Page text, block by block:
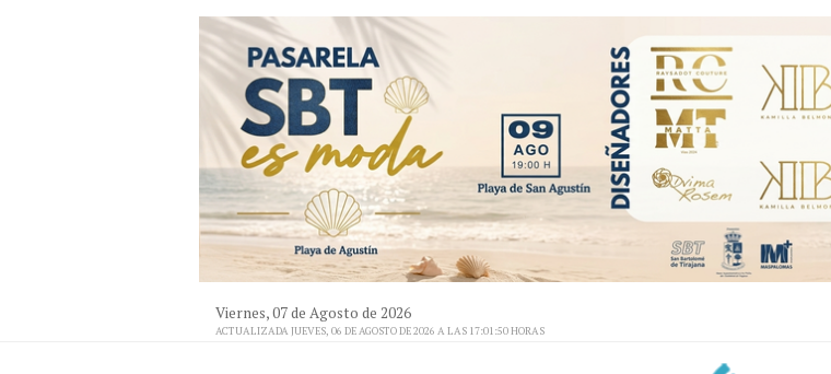
Viernes, 07 de Agosto de 2026
ACTUALIZADA JUEVES, 06 DE AGOSTO DE 2026 A LAS 17:01:50 HORAS